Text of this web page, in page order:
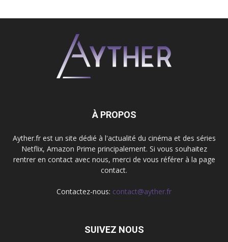
À PROPOS
Ayther.fr est un site dédié à l'actualité du cinéma et des séries
Netflix, Amazon Prime principalement. Si vous souhaitez
rentrer en contact avec nous, merci de vous référer à la page
contact.
Contactez-nous: contact@ayther.fr
SUIVEZ NOUS